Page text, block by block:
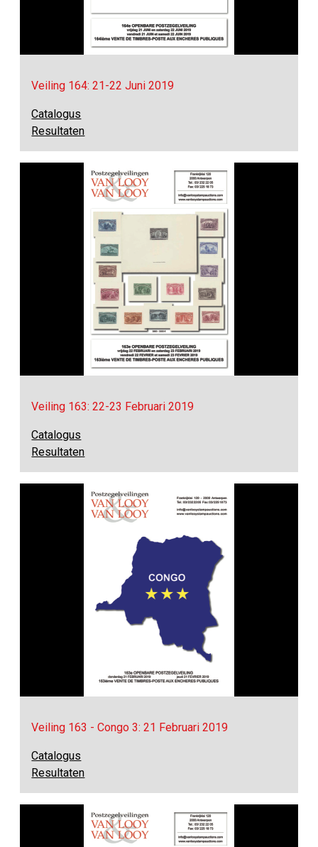
Veiling 164: 21-22 Juni 2019
Catalogus
Resultaten
Veiling 163: 22-23 Februari 2019
Catalogus
Resultaten
Veiling 163 - Congo 3: 21 Februari 2019
Catalogus
Resultaten